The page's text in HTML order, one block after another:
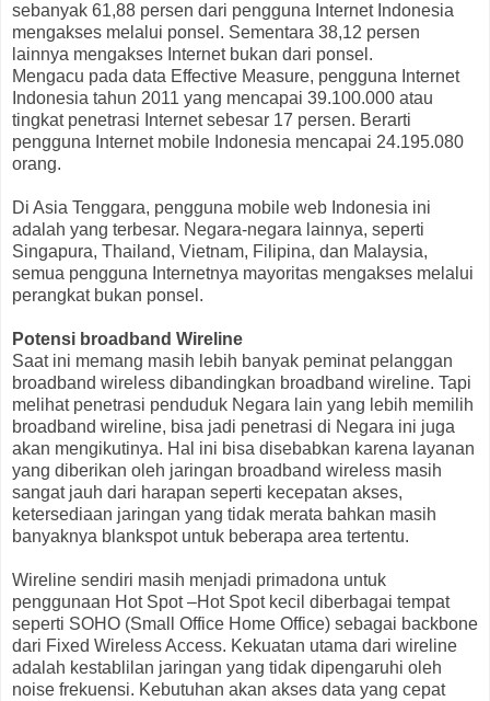
sebanyak 61,88 persen dari pengguna Internet Indonesia
mengakses melalui ponsel. Sementara 38,12 persen
lainnya mengakses Internet bukan dari ponsel.
Mengacu pada data Effective Measure, pengguna Internet
Indonesia tahun 2011 yang mencapai 39.100.000 atau
tingkat penetrasi Internet sebesar 17 persen. Berarti
pengguna Internet mobile Indonesia mencapai 24.195.080
orang.
Di Asia Tenggara, pengguna mobile web Indonesia ini
adalah yang terbesar. Negara-negara lainnya, seperti
Singapura, Thailand, Vietnam, Filipina, dan Malaysia,
semua pengguna Internetnya mayoritas mengakses melalui
perangkat bukan ponsel.
Potensi broadband Wireline
Saat ini memang masih lebih banyak peminat pelanggan
broadband wireless dibandingkan broadband wireline. Tapi
melihat penetrasi penduduk Negara lain yang lebih memilih
broadband wireline, bisa jadi penetrasi di Negara ini juga
akan mengikutinya. Hal ini bisa disebabkan karena layanan
yang diberikan oleh jaringan broadband wireless masih
sangat jauh dari harapan seperti kecepatan akses,
ketersediaan jaringan yang tidak merata bahkan masih
banyaknya blankspot untuk beberapa area tertentu.
Wireline sendiri masih menjadi primadona untuk
penggunaan Hot Spot –Hot Spot kecil diberbagai tempat
seperti SOHO (Small Office Home Office) sebagai backbone
dari Fixed Wireless Access. Kekuatan utama dari wireline
adalah kestablilan jaringan yang tidak dipengaruhi oleh
noise frekuensi. Kebutuhan akan akses data yang cepat